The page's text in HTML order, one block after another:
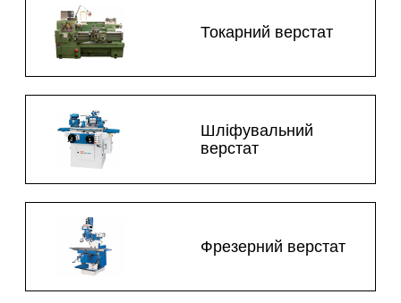
Токарний верстат
Шліфувальний
верстат
Фрезерний верстат